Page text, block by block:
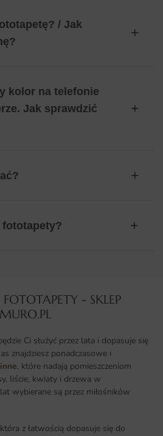
/ Jak
kolor na telefonie
Jak sprawdzić
fototapety?
- SKLEP
Ci służyć przez lata i dopasuje się
znajdziesz ponadczasowe i
, które nadają pomieszczeniom
liście, kwiaty i drzewa w
wybierane są przez miłośników
z łatwością dopasuje się do